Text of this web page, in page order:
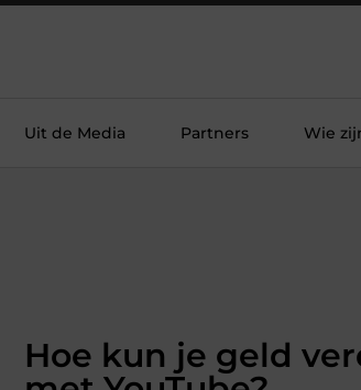
Uit de Media Partners Wie
Hoe kun je geld